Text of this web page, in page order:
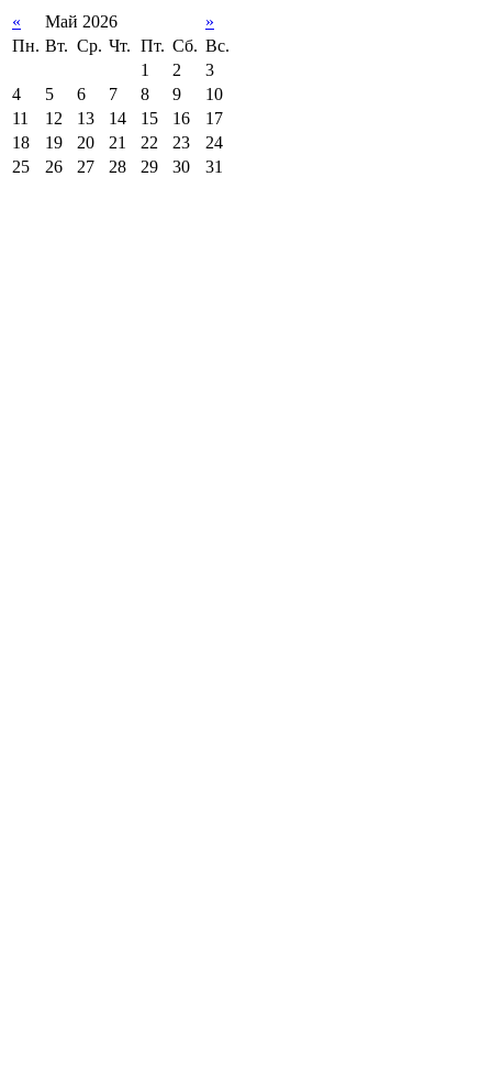
« Май 2026
»
Пн. Вт. Ср. Чт. Пт. Сб. Вс.
1
2
3
4
5 6 7 8 9
10
11
12 13 14 15 16
17
18
19 20 21 22 23
24
25
26 27 28 29 30 31